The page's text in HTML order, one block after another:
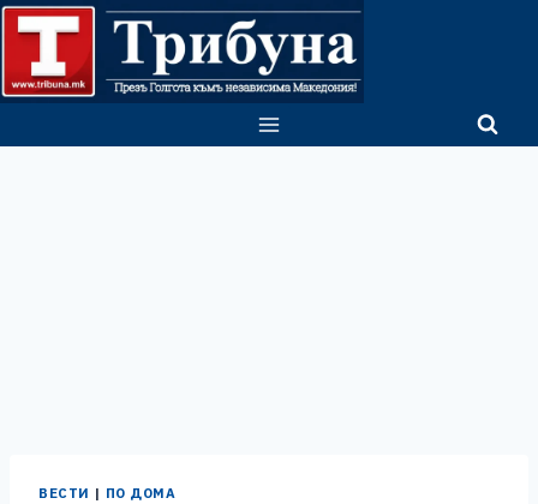
Skip
content
ВЕСТИ | ПО ДОМА